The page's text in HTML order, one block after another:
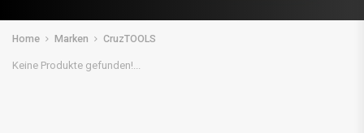
Home Marken CruzTOOLS
Keine Produkte gefunden!...